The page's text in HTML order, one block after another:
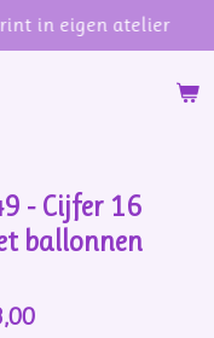
in eigen atelier
- Cijfer 16
ballonnen